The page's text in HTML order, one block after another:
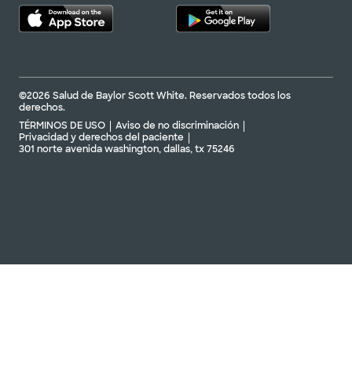
©2026 Salud de Baylor Scott White. Reservados todos los
derechos.
TÉRMINOS DE USO
Aviso de no discriminación
Privacidad y derechos del paciente
301 norte avenida washington, dallas, tx 75246